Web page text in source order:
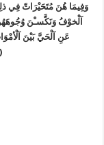
وَفِيمَا هُنَ مُتَحَيْرَاتّ فِي
آلْخوْفُ وَنَكَّسـْنَ
عَنِ آلْحَيَّ بَيْنَ آلْأمْوَاتِ